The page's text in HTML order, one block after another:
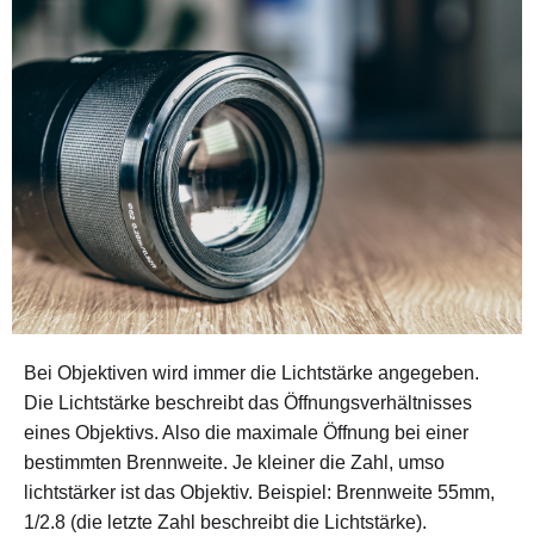
Bei Objektiven wird immer die Lichtstärke angegeben.
Die Lichtstärke beschreibt das Öffnungsverhältnisses
eines Objektivs. Also die maximale Öffnung bei einer
bestimmten Brennweite. Je kleiner die Zahl, umso
lichtstärker ist das Objektiv. Beispiel: Brennweite 55mm,
1/2.8 (die letzte Zahl beschreibt die Lichtstärke).